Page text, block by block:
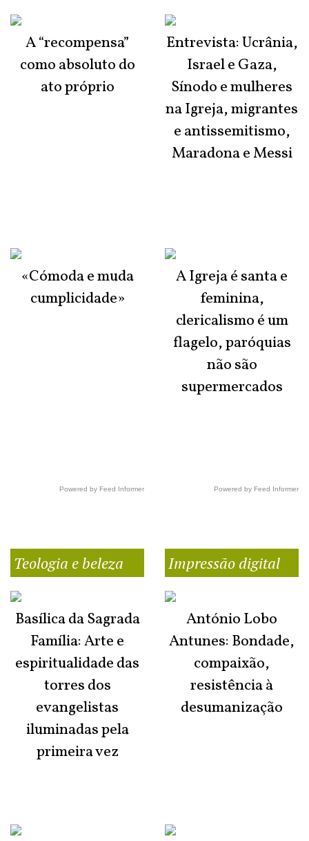
A “recompensa”
como absoluto do
ato próprio
«Cómoda e muda
cumplicidade»
Powered by Feed Informer
Entrevista: Ucrânia,
Israel e Gaza,
Sínodo e mulheres
na Igreja, migrantes
e antissemitismo,
Maradona e Messi
A Igreja é santa e
feminina,
clericalismo é um
flagelo, paróquias
não são
supermercados
Powered by Feed Informer
Teologia e beleza
Basílica da Sagrada
Família: Arte e
espiritualidade das
torres dos
evangelistas
iluminadas pela
primeira vez
Impressão digital
António Lobo
Antunes: Bondade,
compaixão,
resistência à
desumanização